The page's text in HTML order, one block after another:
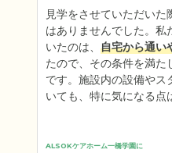
見学をさせていただい
はありませんでした。私
いたのは、 自宅から通い
たので、その条件を満た
です。施設内の設備やス
いても、特に気になる点
ALSOKケアホーム一橋学園に